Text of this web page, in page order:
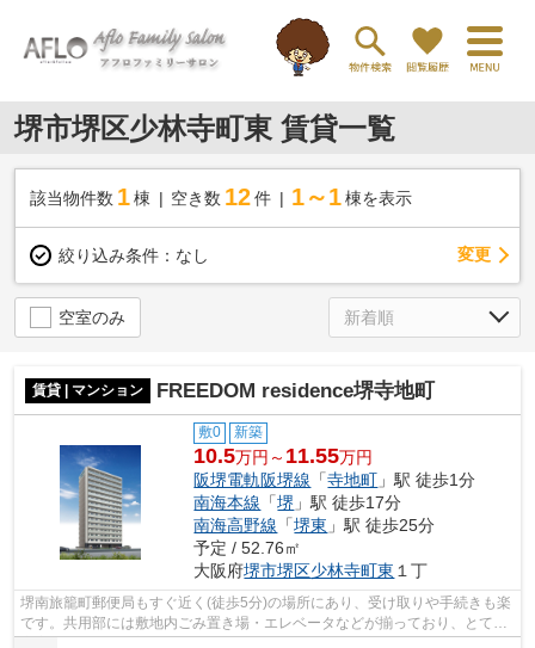
堺市堺区少林寺町東 賃貸一覧
該当物件数 1棟 空き数 12 件 1～1 棟を表示
絞り込み条件： なし 変更
空室のみ
賃貸 | マンション FREEDOM residence堺寺地町
敷0 新築
10.5万円～ 11.55万円
阪堺電軌阪堺線 「寺地町 」駅 徒歩1分
南海本線 「堺 」駅 徒歩17分
南海高野線 「堺東 」駅 徒歩25分
予定 / 52.76㎡
大阪府堺市堺区少林寺町東 １丁
堺南旅籠町郵便局もすぐ近く(徒歩5分)の場所にあり、受け取りや手続きも楽
です。共用部には敷地内ごみ置き場・エレベータなどが揃っており、とても